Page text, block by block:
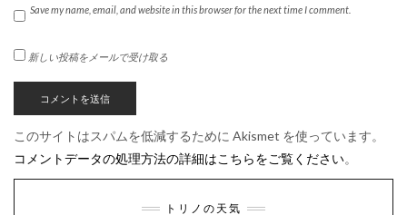
Save my name, email, and website in this browser for the next time I comment.
新しい投稿をメールで受け取る
このサイトはスパムを低減するために Akismet を使っています。
コメントデータの処理方法の詳細はこちらをご覧ください。
トリノの天気